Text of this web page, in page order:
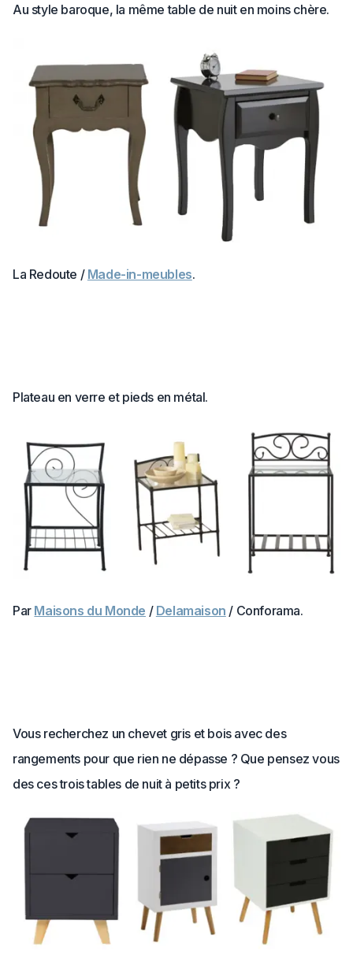
Au style baroque, la même table de nuit en moins chère.
La Redoute / Made-in-meubles.
Plateau en verre et pieds en métal.
Par Maisons du Monde / Delamaison / Conforama.
Vous recherchez un chevet gris et bois avec des
rangements pour que rien ne dépasse ? Que pensez vous
des ces trois tables de nuit à petits prix ?